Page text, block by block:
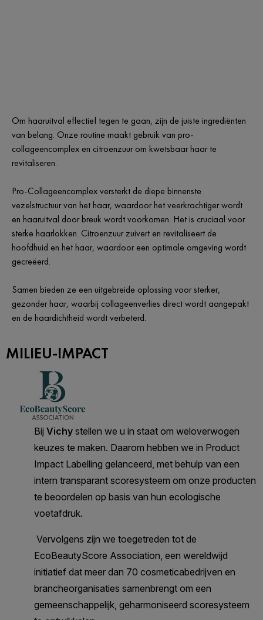
Om haaruitval effectief tegen te gaan, zijn de juiste ingrediënten
van belang. Onze routine maakt gebruik van pro-
collageencomplex en citroenzuur om kwetsbaar haar te
revitaliseren.
Pro-Collageencomplex versterkt de diepe binnenste
vezelstructuur van het haar, waardoor het veerkrachtiger wordt
en haaruitval door breuk wordt voorkomen. Het is cruciaal voor
sterke haarlokken. Citroenzuur zuivert en revitaliseert de
hoofdhuid en het haar, waardoor een optimale omgeving wordt
gecreëerd.
Samen bieden ze een uitgebreide oplossing voor sterker,
gezonder haar, waarbij collageenverlies direct wordt aangepakt
en de haardichtheid wordt verbeterd.
MILIEU-IMPACT